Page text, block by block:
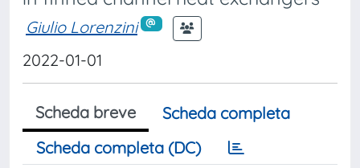
Giulio Lorenzini
2022-01-01
Scheda breve
Scheda completa
Scheda completa (DC)